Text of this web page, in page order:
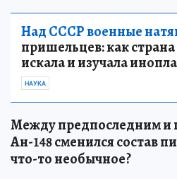
Над СССР военные
пришельцев: как страна
искала и изучала
НАУКА
Между предпоследним и
Ан-148 сменился состав
что-то необычное?